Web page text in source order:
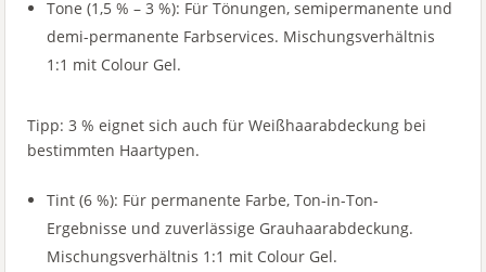
Tone (1,5 % – 3 %): Für Tönungen, semipermanente und
demi-permanente Farbservices. Mischungsverhältnis
1:1 mit Colour Gel.
Tipp: 3 % eignet sich auch für Weißhaarabdeckung bei
bestimmten Haartypen.
Tint (6 %): Für permanente Farbe, Ton-in-Ton-
Ergebnisse und zuverlässige Grauhaarabdeckung.
Mischungsverhältnis 1:1 mit Colour Gel.